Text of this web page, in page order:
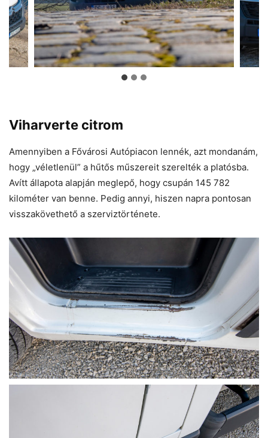
Viharverte citrom
Amennyiben a Fővárosi Autópiacon lennék, azt mondanám,
hogy „véletlenül” a hűtős műszereit szerelték a platósba.
Avítt állapota alapján meglepő, hogy csupán 145 782
kilométer van benne. Pedig annyi, hiszen napra pontosan
visszakövethető a szerviztörténete.